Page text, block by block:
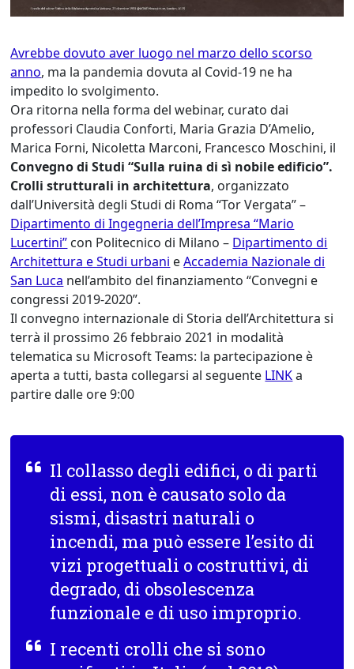
Avrebbe dovuto aver luogo nel marzo dello scorso
anno, ma la pandemia dovuta al Covid-19 ne ha
impedito lo svolgimento.
Ora ritorna nella forma del webinar, curato dai
professori Claudia Conforti, Maria Grazia D’Amelio,
Marica Forni, Nicoletta Marconi, Francesco Moschini, il
Convegno di Studi “Sulla ruina di sì nobile edificio”.
Crolli strutturali in architettura, organizzato
dall’Università degli Studi di Roma “Tor Vergata” –
Dipartimento di Ingegneria dell’Impresa “Mario
Lucertini” con Politecnico di Milano – Dipartimento di
Architettura e Studi urbani eAccademia Nazionale di
San Luca nell’ambito del finanziamento “Convegni e
congressi 2019-2020”.
Il convegno internazionale di Storia dell’Architettura si
terrà il prossimo 26 febbraio 2021 in modalità
telematica su Microsoft Teams: la partecipazione è
aperta a tutti, basta collegarsi al seguente LINKa
partire dalle ore 9:00
Il collasso degli edifici, o di parti
di essi, non è causato solo da
sismi, disastri naturali o
incendi, ma può essere l’esito di
vizi progettuali o costruttivi, di
degrado, di obsolescenza
funzionale e di uso improprio.
I recenti crolli che si sono